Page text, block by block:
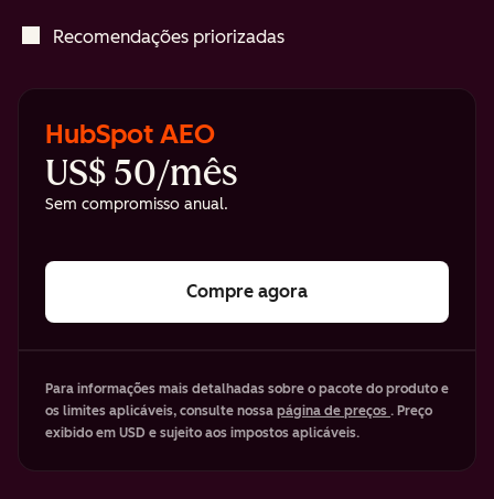
Recomendações priorizadas
HubSpot AEO
US$ 50/mês
Sem compromisso anual.
Compre agora
Para informações mais detalhadas sobre o pacote do produto e
os limites aplicáveis, consulte nossa página de preços . Preço
exibido em USD e sujeito aos impostos aplicáveis.